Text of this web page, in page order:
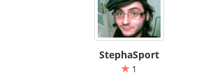
StephaSport
1